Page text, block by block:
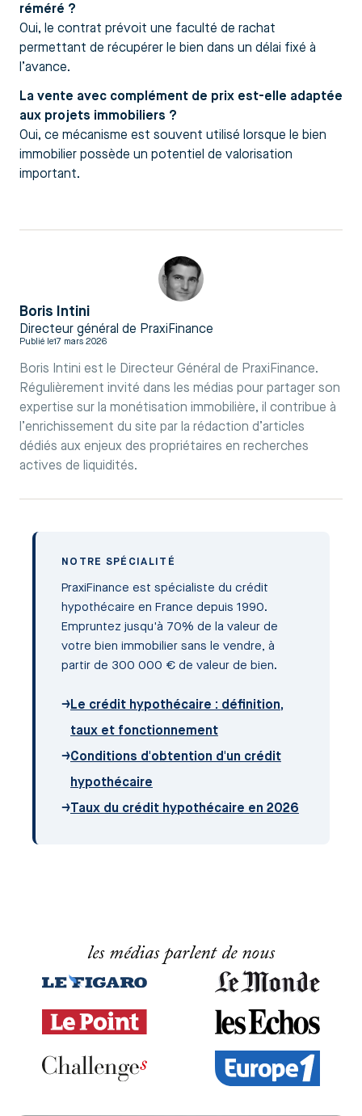
réméré ?
Oui, le contrat prévoit une faculté de rachat
permettant de récupérer le bien dans un délai fixé à
l’avance.
La vente avec complément de prix est-elle adaptée
aux projets immobiliers ?
Oui, ce mécanisme est souvent utilisé lorsque le bien
immobilier possède un potentiel de valorisation
important.
Boris Intini
Directeur général de PraxiFinance
Publié le17 mars 2026
Boris Intini est le Directeur Général de PraxiFinance.
Régulièrement invité dans les médias pour partager son
expertise sur la monétisation immobilière, il contribue à
l’enrichissement du site par la rédaction d’articles
dédiés aux enjeux des propriétaires en recherches
actives de liquidités.
NOTRE SPÉCIALITÉ
PraxiFinance est spécialiste du crédit
hypothécaire en France depuis 1990.
Empruntez jusqu'à 70% de la valeur de
votre bien immobilier sans le vendre, à
partir de 300 000 € de valeur de bien.
→Le crédit hypothécaire : définition,
taux et fonctionnement
→Conditions d'obtention d'un crédit
hypothécaire
→Taux du crédit hypothécaire en 2026
les médias parlent de nous